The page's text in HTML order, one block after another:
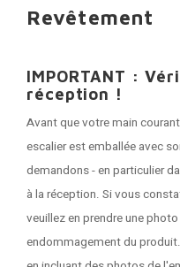
Revêtement
IMPORTANT :
réception !
Avant que votre main
escalier est emballée avec
demandons - en particulier
à la réception. Si vous
veuillez en prendre une
endommagement du